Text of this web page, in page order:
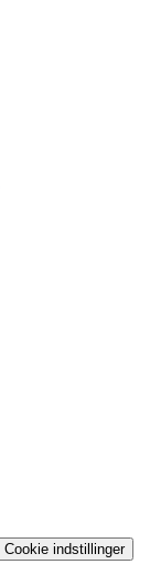
Cookie indstillinger